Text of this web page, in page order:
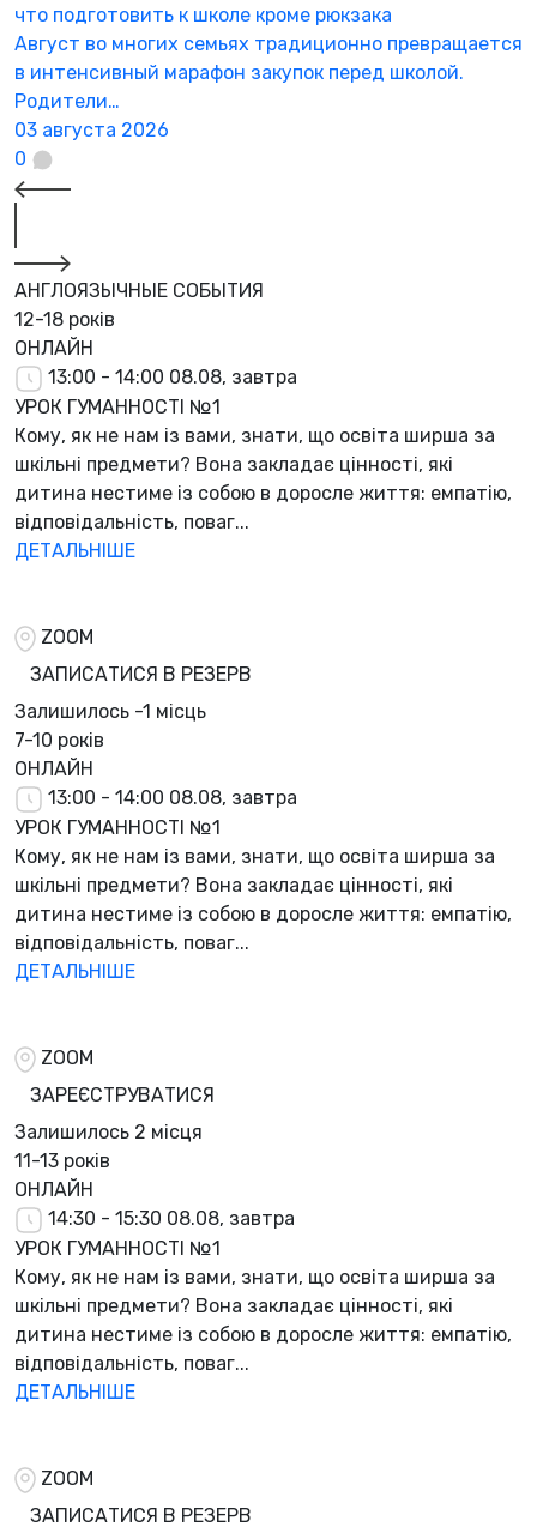
что подготовить к школе кроме рюкзака
Август во многих семьях традиционно превращается
в интенсивный марафон закупок перед школой.
Родители…
03 августа 2026
0
АНГЛОЯЗЫЧНЫЕ СОБЫТИЯ
12-18 років
ОНЛАЙН
13:00 - 14:00 08.08, завтра
УРОК ГУМАННОСТІ №1
Кому, як не нам із вами, знати, що освіта ширша за
шкільні предмети? Вона закладає цінності, які
дитина нестиме із собою в доросле життя: емпатію,
відповідальність, поваг...
ДЕТАЛЬНІШЕ
ZOOM
ЗАПИСАТИСЯ В РЕЗЕРВ
Залишилось -1 місць
7-10 років
ОНЛАЙН
13:00 - 14:00 08.08, завтра
УРОК ГУМАННОСТІ №1
Кому, як не нам із вами, знати, що освіта ширша за
шкільні предмети? Вона закладає цінності, які
дитина нестиме із собою в доросле життя: емпатію,
відповідальність, поваг...
ДЕТАЛЬНІШЕ
ZOOM
ЗАРЕЄСТРУВАТИСЯ
Залишилось 2 місця
11-13 років
ОНЛАЙН
14:30 - 15:30 08.08, завтра
УРОК ГУМАННОСТІ №1
Кому, як не нам із вами, знати, що освіта ширша за
шкільні предмети? Вона закладає цінності, які
дитина нестиме із собою в доросле життя: емпатію,
відповідальність, поваг...
ДЕТАЛЬНІШЕ
ZOOM
ЗАПИСАТИСЯ В РЕЗЕРВ